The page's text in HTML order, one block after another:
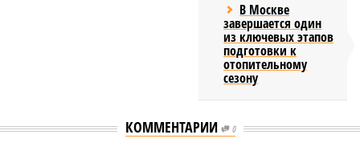
В Москве
завершается один
из ключевых этапов
подготовки к
отопительному
сезону
КОММЕНТАРИИ 0